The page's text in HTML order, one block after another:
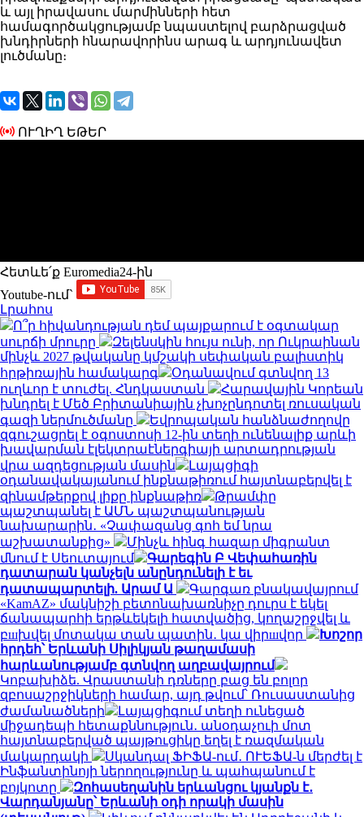
և այլ իրավասու մարմինների հետ
համագործակցությամբ նպաստելով բարձրացված
խնդիրների հնարավորինս արագ և արդյունավետ
լուծմանը։
ՈՒՂԻՂ ԵԹԵՐ
Հետևե՛ք Euromedia24-ին
Youtube-ում`
Լրահոս
Ո՞ր հիվանդության դեմ պայքարում է օգտակար
սուրճի մրուրը
Զելենսկին հույս ունի, որ Ուկրաինան
մինչև 2027 թվականը կմշակի սեփական բալիստիկ
հրթիռային համակարգ
Օդանավում գտնվող 13
ուղևոր է տուժել. Հնդկաստան
Հարավային Կորեան
խնդրել է Մեծ Բրիտանիային չխոչընդոտել ռուսական
գազի ներմուծմանը
Եվրոպական հանձնաժողովը
զգուշացրել է օգոստոսի 12-ին տեղի ունենալիք արևի
խավարման էլեկտրաէներգիայի արտադրության
վրա ազդեցության մասին
Լայպցիգի
օդանավակայանում ինքնաթիռում հայտնաբերվել է
զինամթերքով լիքը ինքնաթիռ
Թրամփը
պաշտպանել է ԱՄՆ պաշտպանության
նախարարին․ «Չափազանց գոհ եմ նրա
աշխատանքից»
Մինչև հինգ հազար միգրանտ
մնում է Սեուտայում
Գարեգին Բ Վեփահառին
դատարան կանչելն անընդունելի է եւ
դատապարտելի. Արամ Ա
Գարգառ բնակավայրում
«KamAZ» մակնիշի բետոնախառնիչը դուրս է եկել
ճանապարհի երթևեկելի հատվածից, կողաշրջվել և
բшխվել մոտակա տան պատին․ կա վիրшվոր
Խոշոր
հրդեհ՝ Երևանի Սիլիկյան թաղամասի
հարևանությամբ գտնվող աղբավայրում
Կոբախիձե. Վրաստանի դռները բաց են բոլոր
զբոսաշրջիկների համար, այդ թվում՝ Ռուսաստանից
ժամանածների
Լայպցիգում տեղի ունեցած
միջադեպի հետաքննություն․ անօդաչուի մոտ
հայտնաբերված պայթուցիկը եղել է ռազմական
մակարդակի
Սկանդալ ՖԻՖԱ-ում․ ՈՒԵՖԱ-ն մերժել է
Ինֆանտինոյի ներողությունը և պահպանում է
բոյկոտը
Զոհասեղանին երևանցու կյանքն է․
Վարդանյանը՝ Երևանի օդի որակի մասին